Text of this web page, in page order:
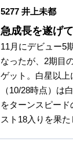
5277 井上未都
急成長を遂げ
11月にデビュー5
なったが、2期目
ゲット。白星以上
（10/28時点）は
をターンスピー
スト18入りを果